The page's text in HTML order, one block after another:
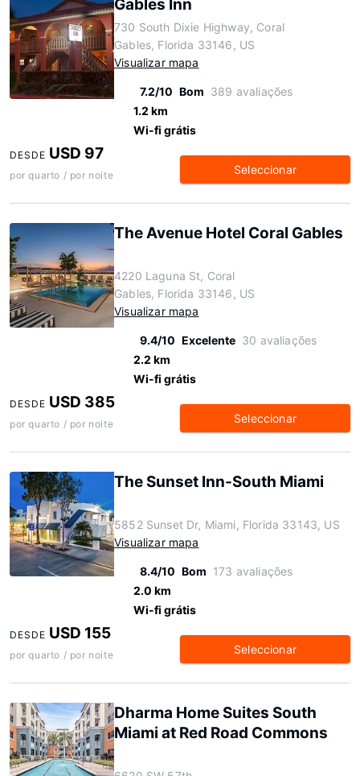
Gables Inn
730 South Dixie Highway, Coral
Gables, Florida 33146, US
Visualizar mapa
7.2/10 Bom 389 avaliações
1.2 km
Wi-fi grátis
DESDE USD 97
por quarto / por noite Seleccionar
The Avenue Hotel Coral Gables
4220 Laguna St, Coral
Gables, Florida 33146, US
Visualizar mapa
9.4/10 Excelente 30 avaliações
2.2 km
Wi-fi grátis
DESDE USD 385
por quarto / por noite Seleccionar
The Sunset Inn-South Miami
5852 Sunset Dr, Miami, Florida 33143, US
Visualizar mapa
8.4/10 Bom 173 avaliações
2.0 km
Wi-fi grátis
DESDE USD 155
por quarto / por noite Seleccionar
Dharma Home Suites South
Miami at Red Road Commons